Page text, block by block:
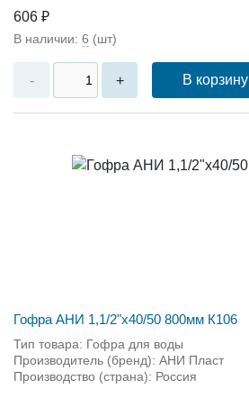
606 ₽
В наличии: 6 (шт)
- + В корзину
Гофра АНИ 1,1/2"х40/50 800мм К106
Тип товара: Гофра для воды
Производитель (бренд): АНИ Пласт
Производство (страна): Россия